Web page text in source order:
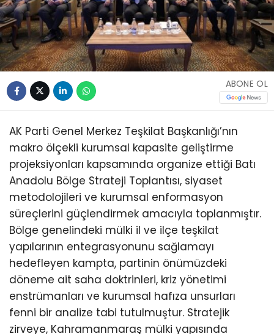
ABONE OL
AK Parti Genel Merkez Teşkilat Başkanlığı’nın
makro ölçekli kurumsal kapasite geliştirme
projeksiyonları kapsamında organize ettiği Batı
Anadolu Bölge Strateji Toplantısı, siyaset
metodolojileri ve kurumsal enformasyon
süreçlerini güçlendirmek amacıyla toplanmıştır.
Bölge genelindeki mülki il ve ilçe teşkilat
yapılarının entegrasyonunu sağlamayı
hedefleyen kampta, partinin önümüzdeki
döneme ait saha doktrinleri, kriz yönetimi
enstrümanları ve kurumsal hafıza unsurları
fenni bir analize tabi tutulmuştur. Stratejik
zirveye, Kahramanmaraş mülki yapısında